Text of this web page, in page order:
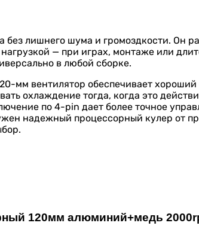
лишнего шума и громоздкости. Он
— при играх, монтаже или
в любой сборке.
мм вентилятор обеспечивает
охлаждение тогда, когда это
по 4-pin дает более точное
надежный процессорный кулер от
120мм алюминий+медь